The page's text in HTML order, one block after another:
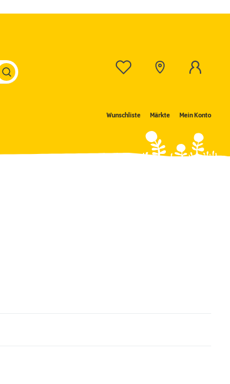
Wunschliste Märkte Mein Konto